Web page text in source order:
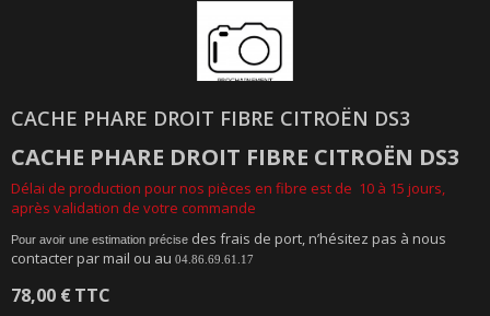
CACHE PHARE DROIT FIBRE CITROËN DS3
CACHE PHARE DROIT FIBRE CITROËN DS3
Délai de production pour nos pièces en fibre est de 10 à 15 jours,
après validation de votre commande
Pour avoir une estimation précise des frais de port, n’hésitez pas à nous
contacter par mail ou au 04.86.69.61.17
78,00 €TTC